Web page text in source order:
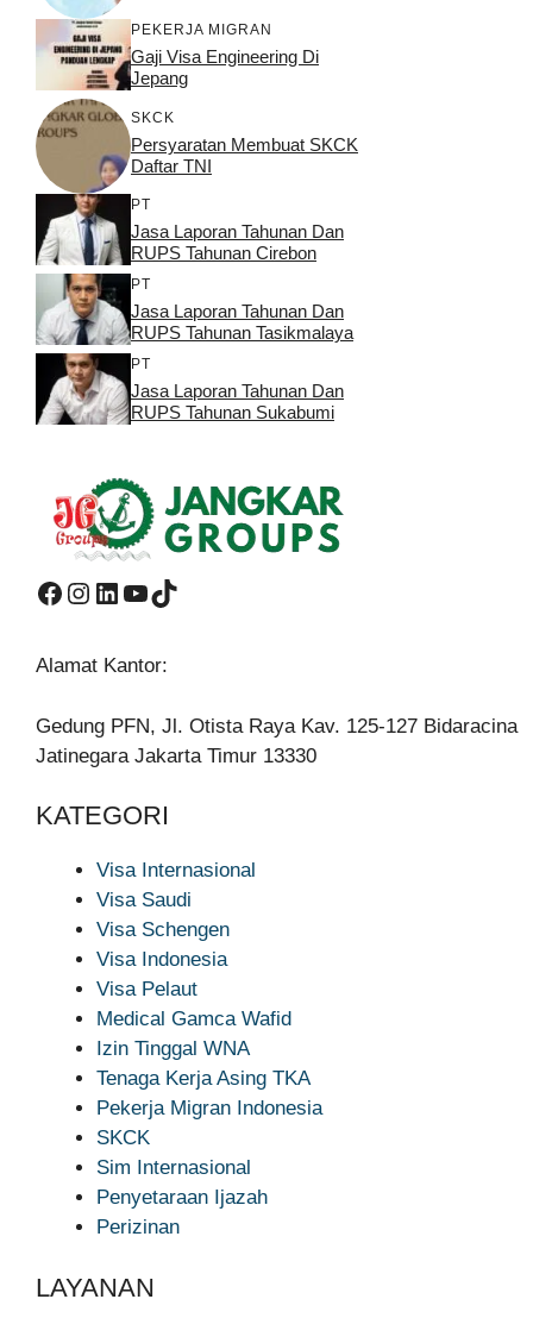
PEKERJA MIGRAN
Gaji Visa Engineering Di
Jepang
SKCK
Persyaratan Membuat SKCK
Daftar TNI
PT
Jasa Laporan Tahunan Dan
RUPS Tahunan Cirebon
PT
Jasa Laporan Tahunan Dan
RUPS Tahunan Tasikmalaya
PT
Jasa Laporan Tahunan Dan
RUPS Tahunan Sukabumi
Facebook
Instagram
LinkedIn
YouTube
TikTok
Alamat Kantor:
Gedung PFN, Jl. Otista Raya Kav. 125-127 Bidaracina
Jatinegara Jakarta Timur 13330
KATEGORI
Visa Internasional
Visa Saudi
Visa Schengen
Visa Indonesia
Visa Pelaut
Medical Gamca Wafid
Izin Tinggal WNA
Tenaga Kerja Asing TKA
Pekerja Migran Indonesia
SKCK
Sim Internasional
Penyetaraan Ijazah
Perizinan
LAYANAN